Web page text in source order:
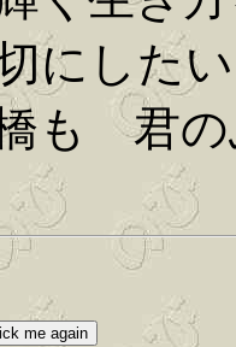
にしたい
も 君